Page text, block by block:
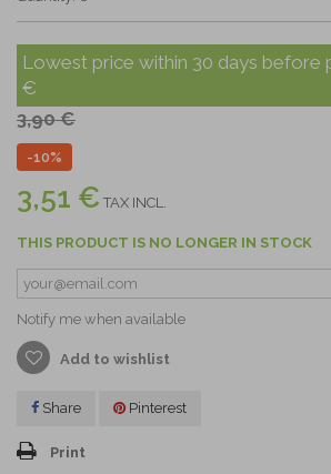
Lowest price within 30 days before
€
3,90 €
-10%
3,51 € TAX INCL.
THIS PRODUCT IS NO LONGER IN STOCK
Notify me when available
Add to wishlist
Share Pinterest
Print